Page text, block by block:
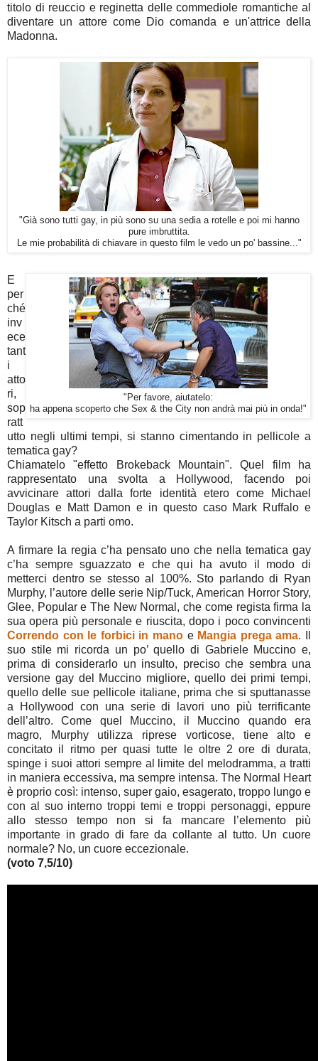
titolo di reuccio e reginetta delle commediole romantiche al
diventare un attore come Dio comanda e un'attrice della
Madonna.
"Già sono tutti gay, in più sono su una sedia a rotelle e poi mi hanno
pure imbruttita.
Le mie probabilità di chiavare in questo film le vedo un po' bassine..."
"Per favore, aiutatelo:
ha appena scoperto che Sex & the City non andrà mai più in onda!"
E
per
ché
inv
ece
tant
i
atto
ri,
sop
ratt
utto negli ultimi tempi, si stanno cimentando in pellicole a
tematica gay?
Chiamatelo "effetto Brokeback Mountain". Quel film ha
rappresentato una svolta a Hollywood, facendo poi
avvicinare attori dalla forte identità etero come Michael
Douglas e Matt Damon e in questo caso Mark Ruffalo e
Taylor Kitsch a parti omo.
A firmare la regia c’ha pensato uno che nella tematica gay
c’ha sempre sguazzato e che qui ha avuto il modo di
metterci dentro se stesso al 100%. Sto parlando di Ryan
Murphy, l’autore delle serie Nip/Tuck, American Horror Story,
Glee, Popular e The New Normal, che come regista firma la
sua opera più personale e riuscita, dopo i poco convincenti
Correndo con le forbici in mano e Mangia prega ama. Il
suo stile mi ricorda un po’ quello di Gabriele Muccino e,
prima di considerarlo un insulto, preciso che sembra una
versione gay del Muccino migliore, quello dei primi tempi,
quello delle sue pellicole italiane, prima che si sputtanasse
a Hollywood con una serie di lavori uno più terrificante
dell’altro. Come quel Muccino, il Muccino quando era
magro, Murphy utilizza riprese vorticose, tiene alto e
concitato il ritmo per quasi tutte le oltre 2 ore di durata,
spinge i suoi attori sempre al limite del melodramma, a tratti
in maniera eccessiva, ma sempre intensa. The Normal Heart
è proprio così: intenso, super gaio, esagerato, troppo lungo e
con al suo interno troppi temi e troppi personaggi, eppure
allo stesso tempo non si fa mancare l’elemento più
importante in grado di fare da collante al tutto. Un cuore
normale? No, un cuore eccezionale.
(voto 7,5/10)